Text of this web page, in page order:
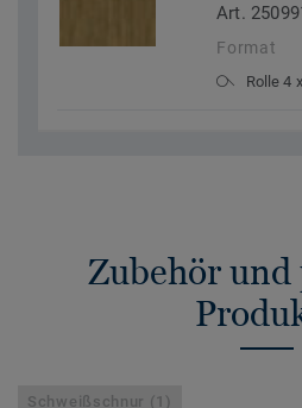
Art.
Format
Rolle 4
Zubehör und
Schweißschnur (1)